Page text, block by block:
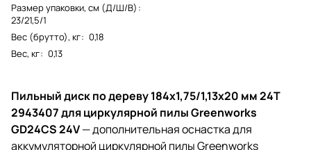
Размер упаковки, см (Д/Ш/В) :
23/21,5/1
Вес (брутто), кг: 0,18
Вес, кг: 0,13
Пильный диск по дереву 184x1,75/1,13x20 мм 24T
2943407 для циркулярной пилы Greenworks
GD24CS 24V— дополнительная оснастка для
аккумуляторной циркулярной пилы Greenworks